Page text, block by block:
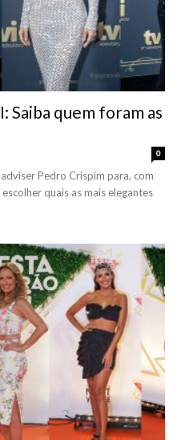
Saiba quem foram as
0
Pedro Crispim para, com
quais as mais elegantes